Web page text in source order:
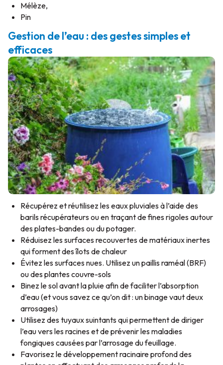
Mélèze,
Pin
Gestion de l’eau : des gestes simples et
efficaces
Récupérez et réutilisez les eaux pluviales à l’aide des
barils récupérateurs ou en traçant de fines rigoles autour
des plates-bandes ou du potager.
Réduisez les surfaces recouvertes de matériaux inertes
qui forment des îlots de chaleur
Évitez les surfaces nues. Utilisez un paillis raméal (BRF)
ou des plantes couvre-sols
Binez le sol avant la pluie afin de faciliter l’absorption
d’eau (et vous savez ce qu’on dit : un binage vaut deux
arrosages)
Utilisez des tuyaux suintants qui permettent de diriger
l’eau vers les racines et de prévenir les maladies
fongiques causées par l’arrosage du feuillage.
Favorisez le développement racinaire profond des